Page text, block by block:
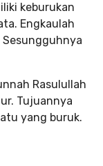
keburukan
Engkaulah
Rasulullah
yang buruk.